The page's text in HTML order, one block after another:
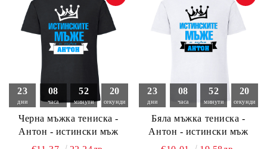
23
дни
08
часа
52
минути
18
секунди
Черна мъжка тениска -
Антон - истински мъж
23
дни
08
часа
52
минути
18
секунди
Бяла мъжка тениска -
Антон - истински мъж